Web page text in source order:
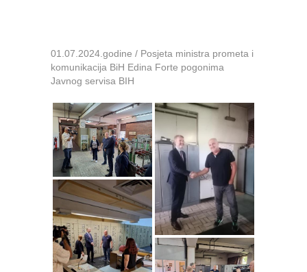
01.07.2024.godine / Posjeta ministra prometa i
komunikacija BiH Edina Forte pogonima
Javnog servisa BIH